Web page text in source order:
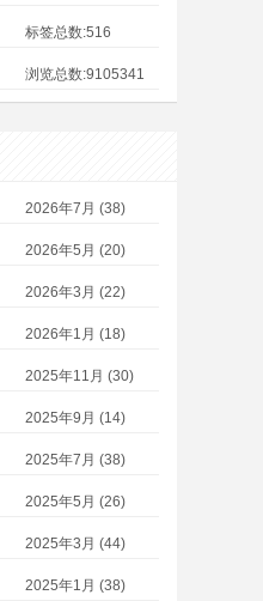
标签总数:516
浏览总数:9105341
2026年7月 (38)
2026年5月 (20)
2026年3月 (22)
2026年1月 (18)
2025年11月 (30)
2025年9月 (14)
2025年7月 (38)
2025年5月 (26)
2025年3月 (44)
2025年1月 (38)